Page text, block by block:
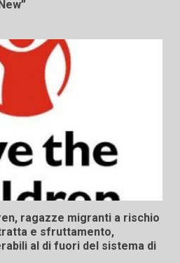
ragazze migranti a rischio
e sfruttamento,
al di fuori del sistema di